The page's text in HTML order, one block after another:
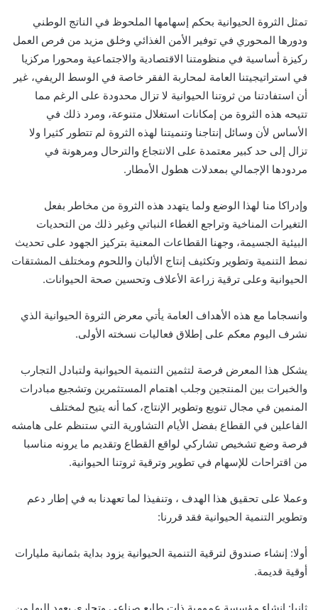
تمثل الثروة الحيوانية بحكم إسهامها الملحوظ في الناتج الوطني
ودورها المحوري في توفير الأمن الغذائي وخلق مزيد من فرص العمل
ركيزة أساسية في منظومتنا الاقتصادية والاجتماعية ومحورا مركزيا
في استراتيجيتنا العامة لمحاربة الفقر خاصة في الوسط الريفي، غير
أن استفادتنا من ثروتنا الحيوانية لا تزال محدودة على الرغم مما
تتيحه هذه الثروة من إمكانات استغلال متنوعة، ومرد ذلك في
الأساس لأن وسائل إنتاجنا وتنميتنا لهذه الثروة لم تتطور كثيرا ولا
تزال إلى حد كبير معتمدة على الانتجاع والترحال ومرهونة في
مردودها الإجمالي بمعدلات هطول الأمطار.
وإدراكا منا لهذا الوضع ولما يتهدد هذه الثروة من مخاطر بفعل
التغيرات المناخية وتراجع الغطاء النباتي وغير ذلك من التحديات
البيئية الجسيمة، وجهنا القطاعات المعنية بتركيز الجهود على تحديث
نمط التنمية وتطوير وتكثيف إنتاج الألبان واللحوم ومختلف المشتقات
الحيوانية وعلى ترقية زراعة الأعلاف وتحسين صحة الحيوانات.
وانسجاما مع هذه الأهداف العامة يأتي معرض الثروة الحيوانية الذي
نشرف اليوم معكم على إطلاق فعاليات نسخته الأولى.
يشكل هذا المعرض فرصة لتثمين التنمية الحيوانية ولتبادل التجارب
والخبرات بين المنتجين وجلب اهتمام المستثمرين وتشجيع مبادرات
المنمين في مجال تنويع وتطوير الإنتاج، كما أنه يتيح لمختلف
الفاعلين في القطاع بفضل الأيام التشاورية التي ستنظم على هامشه
فرصة وضع تشخيص تشاركي لواقع القطاع وتقديم ما يرونه مناسبا
من اقتراحات للإسهام في تطوير وترقية ثروتنا الحيوانية.
وعملا على تحقيق هذا الهدف ، وتنفيذا لما تعهدنا به في إطار دعم
وتطوير التنمية الحيوانية فقد قررنا:
أولا: إنشاء صندوق لترقية التنمية الحيوانية يزود بداية بثمانية مليارات
أوقية قديمة.